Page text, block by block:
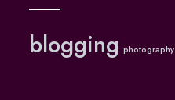
blogging photography